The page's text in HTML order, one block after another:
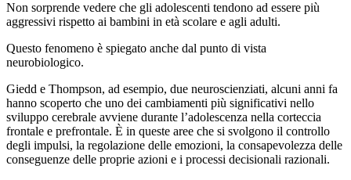
Non sorprende vedere che gli adolescenti tendono ad essere più
aggressivi rispetto ai bambini in età scolare e agli adulti.
Questo fenomeno è spiegato anche dal punto di vista
neurobiologico.
Giedd e Thompson, ad esempio, due neuroscienziati, alcuni anni fa
hanno scoperto che uno dei cambiamenti più significativi nello
sviluppo cerebrale avviene durante l’adolescenza nella corteccia
frontale e prefrontale. È in queste aree che si svolgono il controllo
degli impulsi, la regolazione delle emozioni, la consapevolezza delle
conseguenze delle proprie azioni e i processi decisionali razionali.